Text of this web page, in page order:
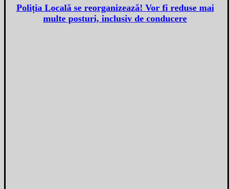
Poliția Locală se reorganizează! Vor fi reduse mai
multe posturi, inclusiv de conducere